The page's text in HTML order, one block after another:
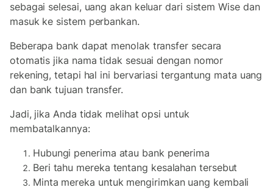
sebagai selesai, uang akan keluar dari sistem Wise dan
masuk ke sistem perbankan.
Beberapa bank dapat menolak transfer secara
otomatis jika nama tidak sesuai dengan nomor
rekening, tetapi hal ini bervariasi tergantung mata uang
dan bank tujuan transfer.
Jadi, jika Anda tidak melihat opsi untuk
membatalkannya:
Hubungi penerima atau bank penerima
Beri tahu mereka tentang kesalahan tersebut
Minta mereka untuk mengirimkan uang kembali